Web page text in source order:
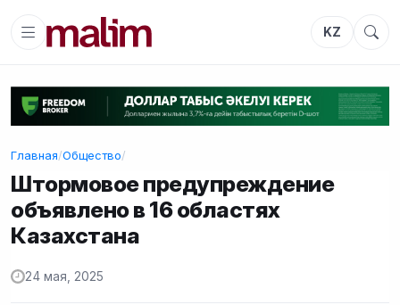
KZ
Главная/Общество/
Штормовое предупреждение
объявлено в 16 областях
Казахстана
24 мая, 2025